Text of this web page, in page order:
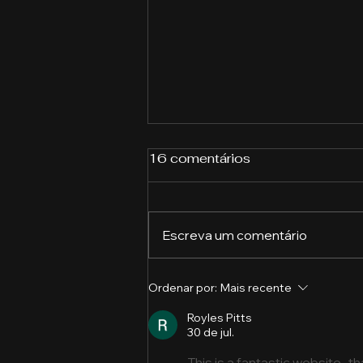
A importância das
Inteligência Artificial na
vida acadêmica: por que
todo universitário deve
16 comentários
Escreva um comentário
Ordenar por: Mais recente
Royles Pitts
30 de jul.